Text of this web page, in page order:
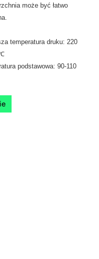
może być łatwo
temperatura druku: 220
podstawowa: 90-110